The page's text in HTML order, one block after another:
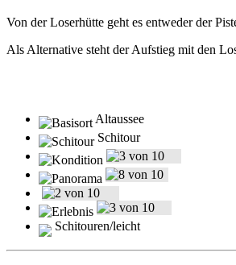
Von der Loserhütte geht es entweder der
Als Alternative steht der Aufstieg mit den
Altaussee
Schitour
Schitouren/leicht